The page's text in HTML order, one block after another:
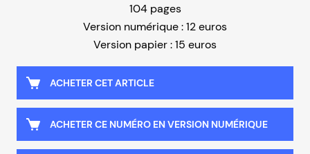
104 pages
Version numérique : 12 euros
Version papier : 15 euros
ACHETER CET ARTICLE
ACHETER CE NUMÉRO EN VERSION NUMÉRIQUE